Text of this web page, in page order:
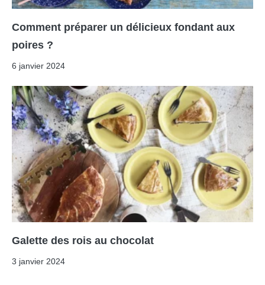
Comment préparer un délicieux fondant aux
poires ?
6 janvier 2024
Galette des rois au chocolat
3 janvier 2024